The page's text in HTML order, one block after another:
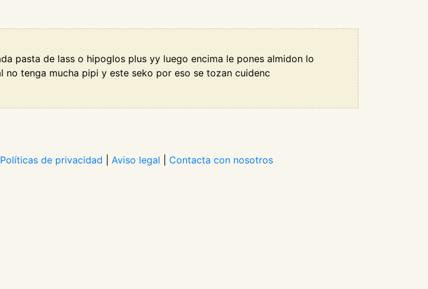
pasta de lass o hipoglos plus yy luego encima le pones almidon lo
tenga mucha pipi y este seko por eso se tozan cuidenc
Políticas de privacidad Aviso legal Contacta con nosotros